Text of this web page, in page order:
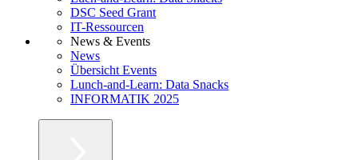
DSC Seed Grant
IT-Ressourcen
News & Events
News
Übersicht Events
Lunch-and-Learn: Data Snacks
INFORMATIK 2025